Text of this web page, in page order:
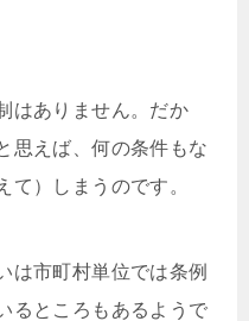
はありません。だか
思えば、何の条件もな
て）しまうのです。
は市町村単位では条例
るところもあるようで